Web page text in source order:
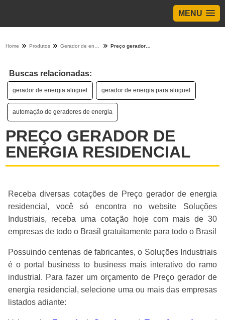
MENU
Home Produtos
Buscas relacionadas:
gerador de energia aluguel gerador de energia para aluguel
automação de geradores de energia
PREÇO GERADOR DE
ENERGIA RESIDENCIAL
Receba diversas cotações de Preço gerador de energia
residencial, você só encontra no website Soluções
Industriais, receba uma cotação hoje com mais de 30
empresas de todo o Brasil gratuitamente para todo o Brasil
Possuindo centenas de fabricantes, o Soluções Industriais
é o portal business to business mais interativo do ramo
industrial. Para fazer um orçamento de Preço gerador de
energia residencial, selecione uma ou mais das empresas
listados adiante: